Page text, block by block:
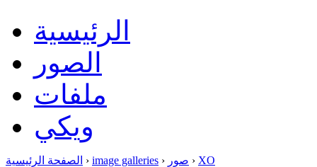
الرئيسية
الصور
ملفات
ويكي
الصفحة الرئيسية › image galleries › صور › XO